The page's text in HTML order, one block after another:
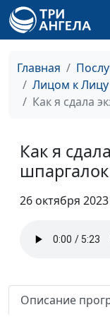
Главная
Лицом к Лицу
Как я сдала
Как я
шпаргалок
26 октября 2023
Описание
армии»
Быть верующим:
отношение в
Можно ли
Мой Бог - Бог
Спасение Божье -
меня и для тебя
Исцеление по
наркотиков ко